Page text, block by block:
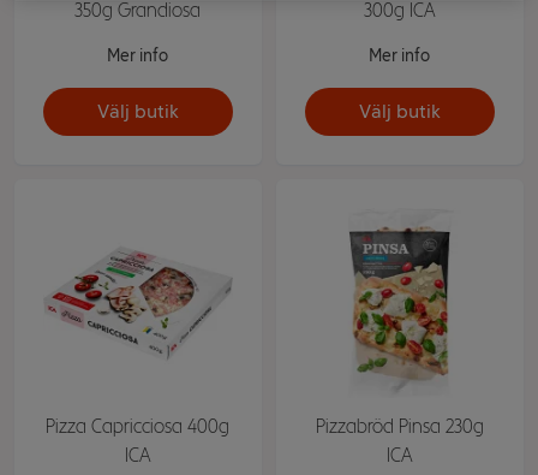
350g Grandiosa
Mer info
Välj butik
300g ICA
Mer info
Välj butik
Pizza Capricciosa 400g
ICA
Pizzabröd Pinsa 230g
ICA